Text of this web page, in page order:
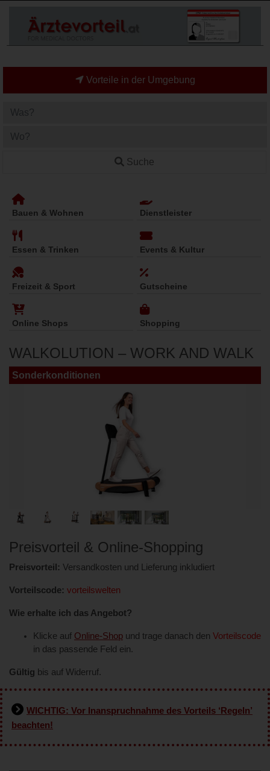
Vorteile in der Umgebung
Suche
Bauen & Wohnen Dienstleister
Essen & Trinken Events & Kultur
Freizeit & Sport Gutscheine
Online Shops Shopping
WALKOLUTION – WORK AND WALK
Sonderkonditionen
Preisvorteil & Online-Shopping
Preisvorteil: Versandkosten und Lieferung inkludiert
Vorteilscode: vorteilswelten
Wie erhalte ich das Angebot?
Klicke auf Online-Shop und trage danach den Vorteilscode
in das passende Feld ein.
Gültig bis auf Widerruf.
WICHTIG: Vor Inanspruchnahme des Vorteils ‘Regeln’
beachten!